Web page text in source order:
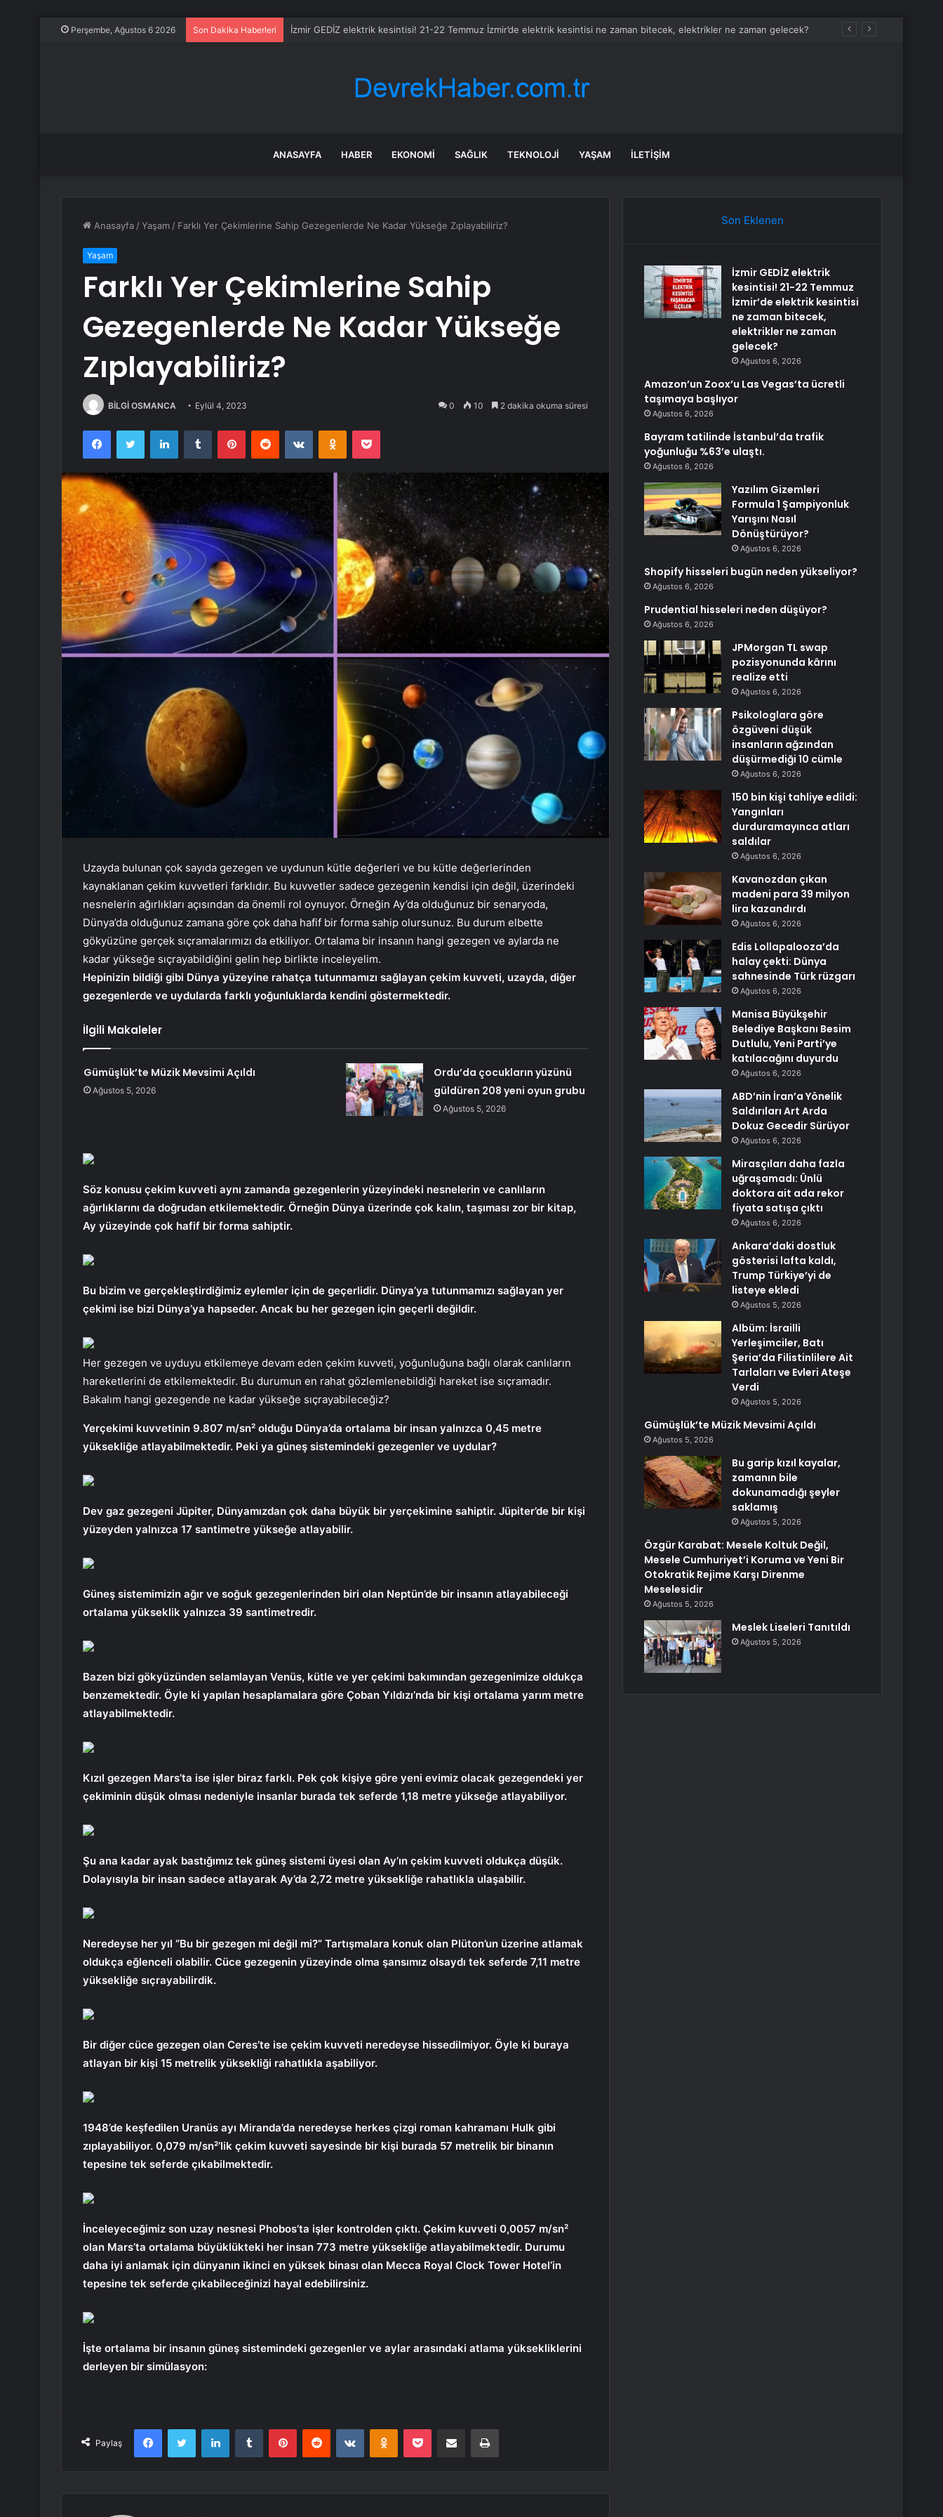
Perşembe, Ağustos 6 2026 Son Dakika Haberleri İzmir GEDİZ elektrik kesintisi! 21-22 Temmuz İzmir’de elektrik kesintisi ne zaman bitecek, elektrikler ne zaman gelecek?
ANASAYFA HABER EKONOMI SAĞLIK TEKNOLOJI YAŞAM İLETIŞIM
Anasayfa /Yaşam / Farklı Yer Çekimlerine Sahip Gezegenlerde Ne Kadar Yükseğe Zıplayabiliriz?
Yaşam
Farklı Yer Çekimlerine Sahip
Gezegenlerde Ne Kadar Yükseğe
Zıplayabiliriz?
BİLGİ OSMANCA Eylül 4, 2023 0 10 2 dakika okuma süresi
FacebookTwitter LinkedInTumblr PinterestReddit VKontakteOdnoklassniki
Pocket
Uzayda bulunan çok sayıda gezegen ve uydunun kütle değerleri ve bu kütle değerlerinden
kaynaklanan çekim kuvvetleri farklıdır. Bu kuvvetler sadece gezegenin kendisi için değil, üzerindeki
nesnelerin ağırlıkları açısından da önemli rol oynuyor. Örneğin Ay’da olduğunuz bir senaryoda,
Dünya’da olduğunuz zamana göre çok daha hafif bir forma sahip olursunuz. Bu durum elbette
gökyüzüne gerçek sıçramalarımızı da etkiliyor. Ortalama bir insanın hangi gezegen ve aylarda ne
kadar yükseğe sıçrayabildiğini gelin hep birlikte inceleyelim.
Hepinizin bildiği gibi Dünya yüzeyine rahatça tutunmamızı sağlayan çekim kuvveti, uzayda, diğer
gezegenlerde ve uydularda farklı yoğunluklarda kendini göstermektedir.
İlgili Makaleler
Gümüşlük’te Müzik Mevsimi Açıldı
Ağustos 5, 2026
Ordu’da çocukların yüzünü
güldüren 208 yeni oyun grubu
Ağustos 5, 2026
Söz konusu çekim kuvveti aynı zamanda gezegenlerin yüzeyindeki nesnelerin ve canlıların
ağırlıklarını da doğrudan etkilemektedir. Örneğin Dünya üzerinde çok kalın, taşıması zor bir kitap,
Ay yüzeyinde çok hafif bir forma sahiptir.
Bu bizim ve gerçekleştirdiğimiz eylemler için de geçerlidir. Dünya’ya tutunmamızı sağlayan yer
çekimi ise bizi Dünya’ya hapseder. Ancak bu her gezegen için geçerli değildir.
Her gezegen ve uyduyu etkilemeye devam eden çekim kuvveti, yoğunluğuna bağlı olarak canlıların
hareketlerini de etkilemektedir. Bu durumun en rahat gözlemlenebildiği hareket ise sıçramadır.
Bakalım hangi gezegende ne kadar yükseğe sıçrayabileceğiz?
Yerçekimi kuvvetinin 9.807 m/sn² olduğu Dünya’da ortalama bir insan yalnızca 0,45 metre
yüksekliğe atlayabilmektedir. Peki ya güneş sistemindeki gezegenler ve uydular?
Dev gaz gezegeni Jüpiter, Dünyamızdan çok daha büyük bir yerçekimine sahiptir. Jüpiter’de bir kişi
yüzeyden yalnızca 17 santimetre yükseğe atlayabilir.
Güneş sistemimizin ağır ve soğuk gezegenlerinden biri olan Neptün’de bir insanın atlayabileceği
ortalama yükseklik yalnızca 39 santimetredir.
Bazen bizi gökyüzünden selamlayan Venüs, kütle ve yer çekimi bakımından gezegenimize oldukça
benzemektedir. Öyle ki yapılan hesaplamalara göre Çoban Yıldızı’nda bir kişi ortalama yarım metre
atlayabilmektedir.
Kızıl gezegen Mars’ta ise işler biraz farklı. Pek çok kişiye göre yeni evimiz olacak gezegendeki yer
çekiminin düşük olması nedeniyle insanlar burada tek seferde 1,18 metre yükseğe atlayabiliyor.
Şu ana kadar ayak bastığımız tek güneş sistemi üyesi olan Ay’ın çekim kuvveti oldukça düşük.
Dolayısıyla bir insan sadece atlayarak Ay’da 2,72 metre yüksekliğe rahatlıkla ulaşabilir.
Neredeyse her yıl “Bu bir gezegen mi değil mi?” Tartışmalara konuk olan Plüton’un üzerine atlamak
oldukça eğlenceli olabilir. Cüce gezegenin yüzeyinde olma şansımız olsaydı tek seferde 7,11 metre
yüksekliğe sıçrayabilirdik.
Bir diğer cüce gezegen olan Ceres’te ise çekim kuvveti neredeyse hissedilmiyor. Öyle ki buraya
atlayan bir kişi 15 metrelik yüksekliği rahatlıkla aşabiliyor.
1948’de keşfedilen Uranüs ayı Miranda’da neredeyse herkes çizgi roman kahramanı Hulk gibi
zıplayabiliyor. 0,079 m/sn²’lik çekim kuvveti sayesinde bir kişi burada 57 metrelik bir binanın
tepesine tek seferde çıkabilmektedir.
İnceleyeceğimiz son uzay nesnesi Phobos’ta işler kontrolden çıktı. Çekim kuvveti 0,0057 m/sn²
olan Mars’ta ortalama büyüklükteki her insan 773 metre yüksekliğe atlayabilmektedir. Durumu
daha iyi anlamak için dünyanın ikinci en yüksek binası olan Mecca Royal Clock Tower Hotel’in
tepesine tek seferde çıkabileceğinizi hayal edebilirsiniz.
İşte ortalama bir insanın güneş sistemindeki gezegenler ve aylar arasındaki atlama yüksekliklerini
derleyen bir simülasyon:
Paylaş
FacebookTwitter LinkedInTumblr PinterestReddit VKontakteOdnoklassniki
Pocket E-Posta ile paylaş Yazdır
Son Eklenen
İzmir GEDİZ elektrik
kesintisi! 21-22 Temmuz
İzmir’de elektrik kesintisi
ne zaman bitecek,
elektrikler ne zaman
gelecek?
Ağustos 6, 2026
Amazon’un Zoox’u Las Vegas’ta ücretli
taşımaya başlıyor
Ağustos 6, 2026
Bayram tatilinde İstanbul’da trafik
yoğunluğu %63’e ulaştı.
Ağustos 6, 2026
Yazılım Gizemleri
Formula 1 Şampiyonluk
Yarışını Nasıl
Dönüştürüyor?
Ağustos 6, 2026
Shopify hisseleri bugün neden yükseliyor?
Ağustos 6, 2026
Prudential hisseleri neden düşüyor?
Ağustos 6, 2026
JPMorgan TL swap
pozisyonunda kârını
realize etti
Ağustos 6, 2026
Psikologlara göre
özgüveni düşük
insanların ağzından
düşürmediği 10 cümle
Ağustos 6, 2026
150 bin kişi tahliye edildi:
Yangınları
durduramayınca atları
saldılar
Ağustos 6, 2026
Kavanozdan çıkan
madeni para 39 milyon
lira kazandırdı
Ağustos 6, 2026
Edis Lollapalooza’da
halay çekti: Dünya
sahnesinde Türk rüzgarı
Ağustos 6, 2026
Manisa Büyükşehir
Belediye Başkanı Besim
Dutlulu, Yeni Parti’ye
katılacağını duyurdu
Ağustos 6, 2026
ABD’nin İran’a Yönelik
Saldırıları Art Arda
Dokuz Gecedir Sürüyor
Ağustos 6, 2026
Mirasçıları daha fazla
uğraşamadı: Ünlü
doktora ait ada rekor
fiyata satışa çıktı
Ağustos 6, 2026
Ankara’daki dostluk
gösterisi lafta kaldı,
Trump Türkiye’yi de
listeye ekledi
Ağustos 5, 2026
Albüm: İsrailli
Yerleşimciler, Batı
Şeria’da Filistinlilere Ait
Tarlaları ve Evleri Ateşe
Verdi
Ağustos 5, 2026
Gümüşlük’te Müzik Mevsimi Açıldı
Ağustos 5, 2026
Bu garip kızıl kayalar,
zamanın bile
dokunamadığı şeyler
saklamış
Ağustos 5, 2026
Özgür Karabat: Mesele Koltuk Değil,
Mesele Cumhuriyet’i Koruma ve Yeni Bir
Otokratik Rejime Karşı Direnme
Meselesidir
Ağustos 5, 2026
Meslek Liseleri Tanıtıldı
Ağustos 5, 2026